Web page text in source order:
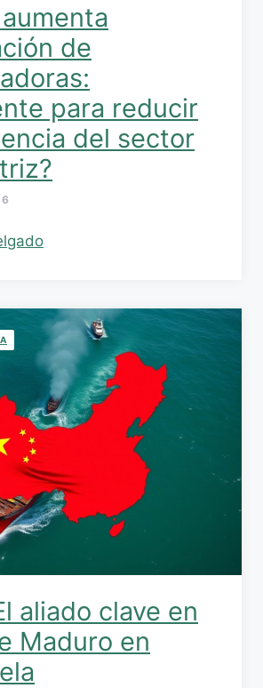
de
para reducir
del sector
aliado clave en
Maduro en